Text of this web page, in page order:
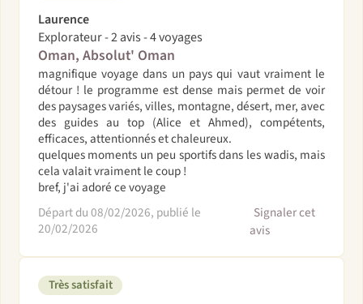
Laurence
Explorateur - 2 avis - 4 voyages
Oman, Absolut' Oman
magnifique voyage dans un pays qui vaut vraiment le
détour ! le programme est dense mais permet de voir
des paysages variés, villes, montagne, désert, mer, avec
des guides au top (Alice et Ahmed), compétents,
efficaces, attentionnés et chaleureux.
quelques moments un peu sportifs dans les wadis, mais
cela valait vraiment le coup !
bref, j'ai adoré ce voyage
Départ du 08/02/2026, publié le
20/02/2026
Signaler cet
avis
Très satisfait